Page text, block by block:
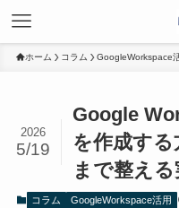
ホーム コラム GoogleWorkspace
Google
を作成する
まで整え
2026
5/19
コラム GoogleWorkspace活用